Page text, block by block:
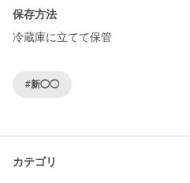
保存方法
冷蔵庫に立てて保管
#新◯◯
カテゴリ